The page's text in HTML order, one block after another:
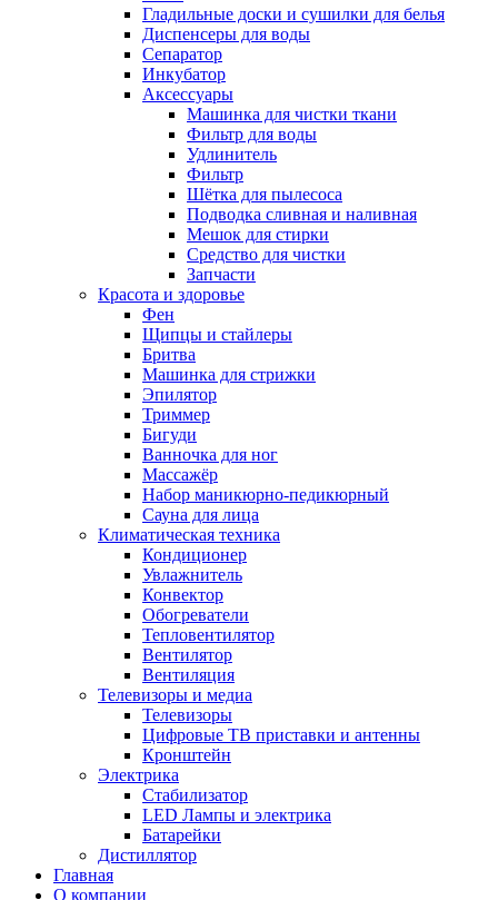
Гладильные доски и сушилки для белья
Диспенсеры для воды
Сепаратор
Инкубатор
Аксессуары
Машинка для чистки ткани
Фильтр для воды
Удлинитель
Фильтр
Шётка для пылесоса
Подводка сливная и наливная
Мешок для стирки
Средство для чистки
Запчасти
Красота и здоровье
Фен
Щипцы и стайлеры
Бритва
Машинка для стрижки
Эпилятор
Триммер
Бигуди
Ванночка для ног
Массажёр
Набор маникюрно-педикюрный
Сауна для лица
Климатическая техника
Кондиционер
Увлажнитель
Конвектор
Обогреватели
Тепловентилятор
Вентилятор
Вентиляция
Телевизоры и медиа
Телевизоры
Цифровые ТВ приставки и антенны
Кронштейн
Электрика
Стабилизатор
LED Лампы и электрика
Батарейки
Дистиллятор
Главная
О компании